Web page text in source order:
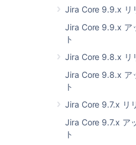
Jira Core 9.9.x リ
Jira Core 9.9.x ア
ト
Jira Core 9.8.x リ
Jira Core 9.8.x ア
ト
Jira Core 9.7.x リ
Jira Core 9.7.x ア
ト
username, so you
A.Anonymized
the user profile
username.
匿名化の再試行